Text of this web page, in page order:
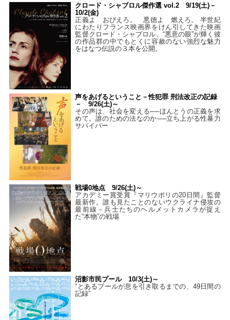
クロード・シャブロル傑作選 vol.2 9/19(土)－
10/2(金)
正義よ おびえろ。 悪徳よ 燃えろ。 半世紀
にわたりフランス映画界をけん引してきた映画
監督クロード・シャブロル。“悪意の眼”が輝く彼
の作品群の中でもとくに容赦のない強烈な魅力
をはなつ伝説の３本を公開。
声をあげるということ－性犯罪 刑法改正の記録
－ 9/26(土)～
その声は、社会を変える──ほんとうの正義を求
めて。誰のための法なのか──立ち上がる性暴力
サバイバー
戦場0地点 9/26(土)～
アカデミー賞受賞『マリウポリの20日間』監督
最新作。誰も見たことのないウクライナ侵攻の
最前線－兵士たちのヘルメットカメラが捉え
た“本物”の戦場
沼影市民プール 10/3(土)～
“とあるプールが息を引き取るまでの、49日間の
記録”